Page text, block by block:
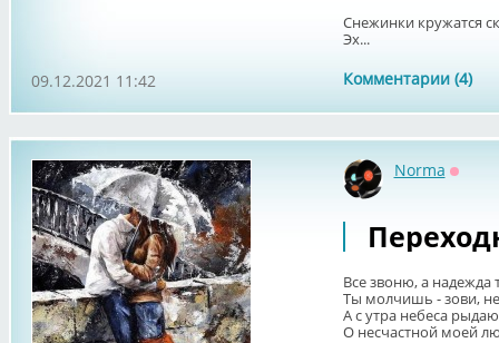
Снежинки кружатся
Эх...
Комментарии (4)
09.12.2021 11:42
Norma
Все звоню, а надежда
Ты молчишь - зови,
А с утра небеса
О несчастной моей